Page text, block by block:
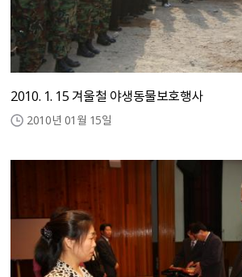
2010. 1. 15 겨울철 야생동물보호행사
2010년 01월 15일